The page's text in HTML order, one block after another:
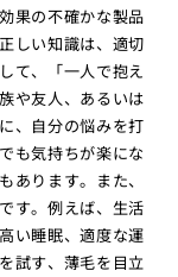
果の不確かな製品
しい知識は、適切
て、「一人で抱え
や友人、あるいは
、自分の悩みを打
も気持ちが楽にな
あります。また、
す。例えば、生活
い睡眠、適度な運
試す、薄毛を目立